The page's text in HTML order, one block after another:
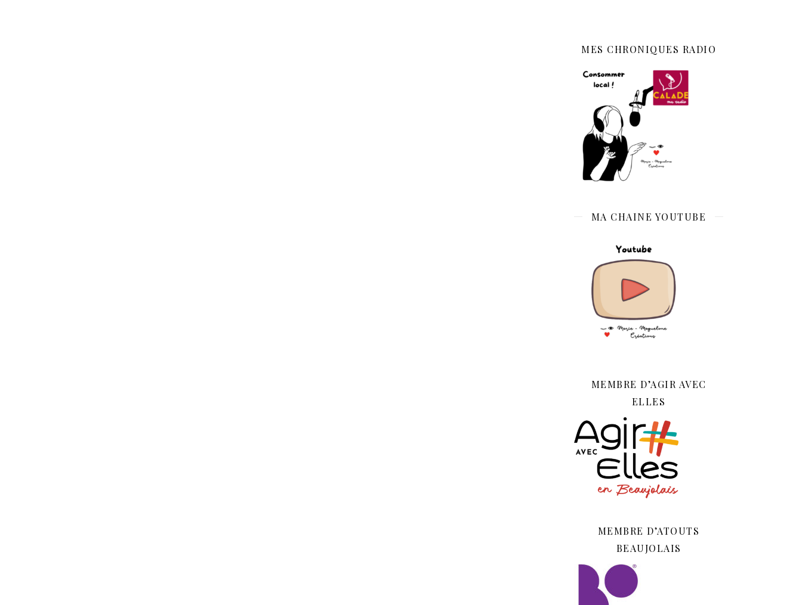
MES CHRONIQUES RADIO
MA CHAINE YOUTUBE
MEMBRE D’AGIR AVEC
ELLES
MEMBRE D’ATOUTS
BEAUJOLAIS